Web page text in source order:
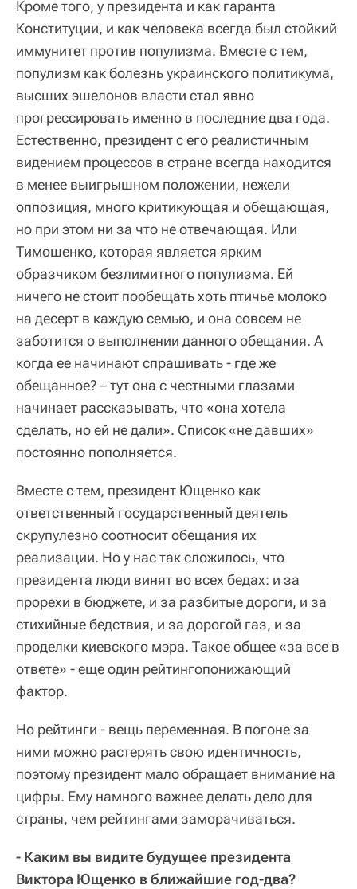
Кроме того, у президента и как гаранта
Конституции, и как человека всегда был стойкий
иммунитет против популизма. Вместе с тем,
популизм как болезнь украинского политикума,
высших эшелонов власти стал явно
прогрессировать именно в последние два года.
Естественно, президент с его реалистичным
видением процессов в стране всегда находится
в менее выигрышном положении, нежели
оппозиция, много критикующая и обещающая,
но при этом ни за что не отвечающая. Или
Тимошенко, которая является ярким
образчиком безлимитного популизма. Ей
ничего не стоит пообещать хоть птичье молоко
на десерт в каждую семью, и она совсем не
заботится о выполнении данного обещания. А
когда ее начинают спрашивать - где же
обещанное? – тут она с честными глазами
начинает рассказывать, что «она хотела
сделать, но ей не дали». Список «не давших»
постоянно пополняется.
Вместе с тем, президент Ющенко как
ответственный государственный деятель
скрупулезно соотносит обещания их
реализации. Но у нас так сложилось, что
президента люди винят во всех бедах: и за
прорехи в бюджете, и за разбитые дороги, и за
стихийные бедствия, и за дорогой газ, и за
проделки киевского мэра. Такое общее «за все в
ответе» - еще один рейтингопонижающий
фактор.
Но рейтинги - вещь переменная. В погоне за
ними можно растерять свою идентичность,
поэтому президент мало обращает внимание на
цифры. Ему намного важнее делать дело для
страны, чем рейтингами заморачиваться.
- Каким вы видите будущее президента
Виктора Ющенко в ближайшие год-два?